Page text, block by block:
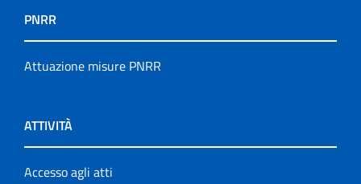
PNRR
Attuazione misure PNRR
ATTIVITÀ
Accesso agli atti